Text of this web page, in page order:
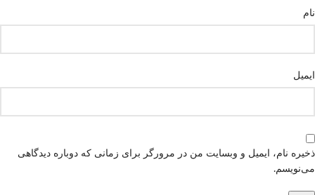
نام
ایمیل
ذخیره نام، ایمیل و وبسایت من در مرورگر برای زمانی که دوباره دیدگاهی
می‌نویسم.